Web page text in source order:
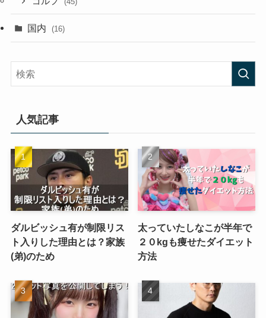
国内 (16)
人気記事
ダルビッシュ有が制限リス
ト入りした理由とは？家族
(弟)のため
太っていたしなこが半年で
２０kgも痩せたダイエット
方法